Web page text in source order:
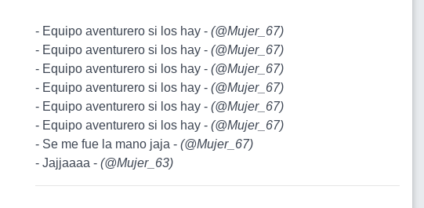
- Equipo aventurero si los hay - (@Mujer_67)
- Equipo aventurero si los hay - (@Mujer_67)
- Equipo aventurero si los hay - (@Mujer_67)
- Equipo aventurero si los hay - (@Mujer_67)
- Equipo aventurero si los hay - (@Mujer_67)
- Equipo aventurero si los hay - (@Mujer_67)
- Se me fue la mano jaja - (@Mujer_67)
- Jajjaaaa - (@Mujer_63)